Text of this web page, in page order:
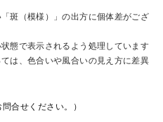
斑（模様）」の出方に個体差がござ
態で表示されるよう処理しています
は、色合いや風合いの見え方に差異
合せください。）